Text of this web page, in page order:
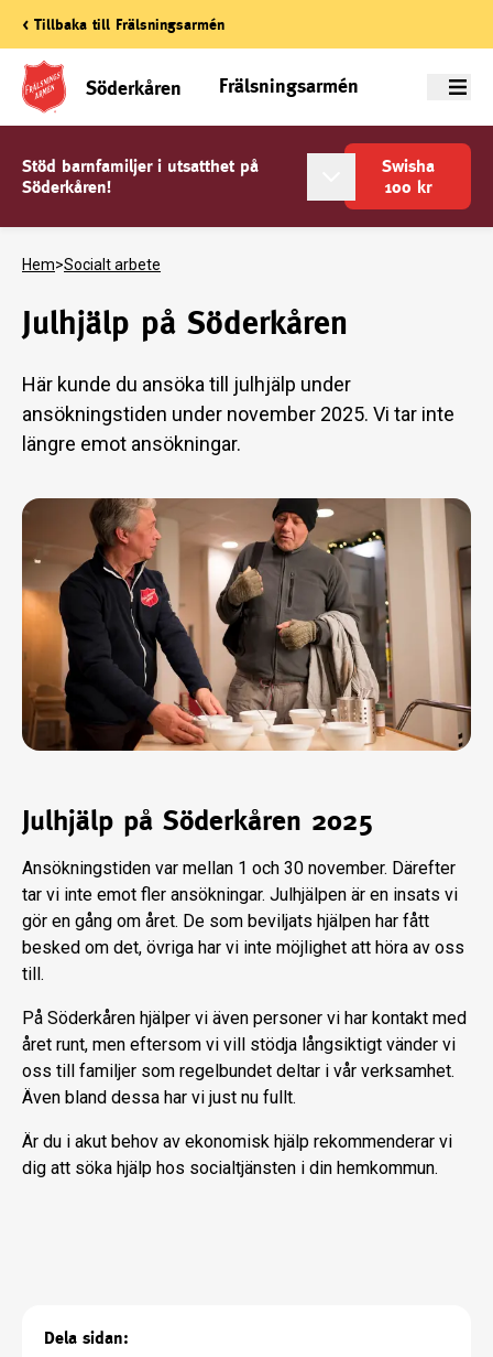
< Tillbaka till Frälsningsarmén
Söderkåren Frälsningsarmén Meny
Stöd barnfamiljer i utsatthet på
Söderkåren!
Swisha
100 kr
Hem>Socialt arbete
Julhjälp på Söderkåren
Här kunde du ansöka till julhjälp under
ansökningstiden under november 2025. Vi tar inte
längre emot ansökningar.
Julhjälp på Söderkåren 2025
Ansökningstiden var mellan 1 och 30 november. Därefter
tar vi inte emot fler ansökningar. Julhjälpen är en insats vi
gör en gång om året. De som beviljats hjälpen har fått
besked om det, övriga har vi inte möjlighet att höra av oss
till.
På Söderkåren hjälper vi även personer vi har kontakt med
året runt, men eftersom vi vill stödja långsiktigt vänder vi
oss till familjer som regelbundet deltar i vår verksamhet.
Även bland dessa har vi just nu fullt.
Är du i akut behov av ekonomisk hjälp rekommenderar vi
dig att söka hjälp hos socialtjänsten i din hemkommun.
Dela sidan: